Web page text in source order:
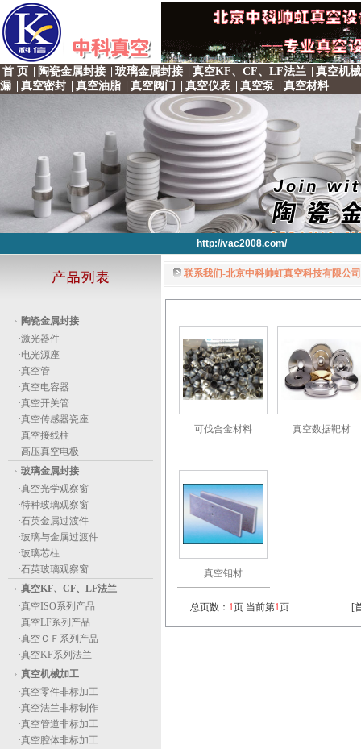
首 页 陶瓷金属封接 玻璃金属封接 真空KF、CF、LF法兰
真空机
漏
真空密封 真空油脂 真空阀门 真空仪表 真空泵 真空材料
http://vac2008.com/
陶瓷金属封接
·激光器件
·电光源座
·真空管
·真空电容器
·真空开关管
·真空传感器瓷座
·真空接线柱
·高压真空电极
玻璃金属封接
·真空光学观察窗
·特种玻璃观察窗
·石英金属过渡件
·玻璃与金属过渡件
·玻璃芯柱
·石英玻璃观察窗
真空KF、CF、LF法兰
·真空ISO系列产品
·真空LF系列产品
·真空ＣＦ系列产品
·真空KF系列法兰
真空机械加工
·真空零件非标加工
·真空法兰非标制作
·真空管道非标加工
·真空腔体非标加工
联系我们-北京中科帅虹真空科技有限公
可伐合金材料 真空数据靶材
真空钼材
总页数： 1页 当前第1页 [